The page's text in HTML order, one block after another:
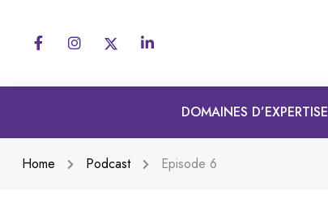
DOMAINES D’EXPERTISE
Home Podcast Episode 6